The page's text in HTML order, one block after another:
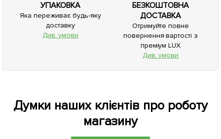
УПАКОВКА
Яка переживає будь-яку
доставку
Див. умови
БЕЗКОШТОВНА
ДОСТАВКА
Отримуйте повне
повернення вартості з
преміум LUX
Див. умови
Думки наших клієнтів про роботу
магазину